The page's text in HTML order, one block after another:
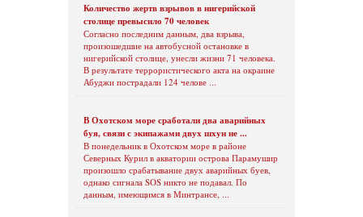
Количество жертв взрывов в нигерийской
столице превысило 70 человек
Согласно последним данным, два взрыва,
произошедшие на автобусной остановке в
нигерийской столице, унесли жизни 71 человека.
В результате террористического акта на окраине
Абуджи пострадали 124 челове ...
В Охотском море сработали два аварийных
буя, связи с экипажами двух шхун не ...
В понедельник в Охотском море в районе
Северных Курил в акватории острова Парамушир
произошло срабатывание двух аварийных буев,
однако сигнала SOS никто не подавал. По
данным, имеющимся в Минтрансе, ...